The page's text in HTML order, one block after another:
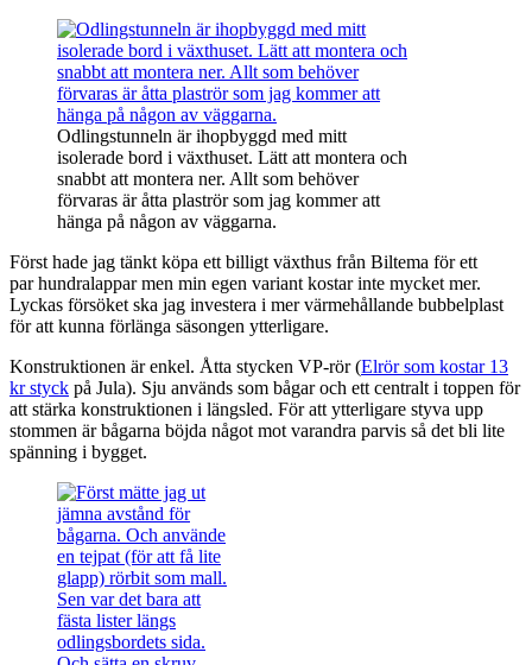
Odlingstunneln är ihopbyggd med mitt
isolerade bord i växthuset. Lätt att montera och
snabbt att montera ner. Allt som behöver
förvaras är åtta plaströr som jag kommer att
hänga på någon av väggarna.
Först hade jag tänkt köpa ett billigt växthus från Biltema för ett
par hundralappar men min egen variant kostar inte mycket mer.
Lyckas försöket ska jag investera i mer värmehållande bubbelplast
för att kunna förlänga säsongen ytterligare.
Konstruktionen är enkel. Åtta stycken VP-rör (Elrör som kostar 13
kr styck på Jula). Sju används som bågar och ett centralt i toppen för
att stärka konstruktionen i längsled. För att ytterligare styva upp
stommen är bågarna böjda något mot varandra parvis så det bli lite
spänning i bygget.